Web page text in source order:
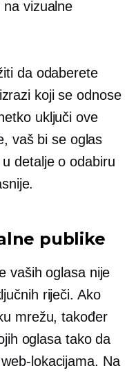
na vizualne
da odaberete
koji se odnose
uključi ove
vaš bi se oglas
detalje o odabiru
publike
vaših oglasa nije
riječi. Ako
mrežu, također
oglasa tako da
lokacijama. Na